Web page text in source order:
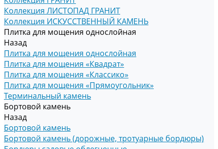
Коллекция ЛИСТОПАД ГРАНИТ
Коллекция ИСКУССТВЕННЫЙ КАМЕНЬ
Плитка для мощения однослойная
Назад
Плитка для мощения однослойная
Плитка для мощения «Квадрат»
Плитка для мощения «Классико»
Плитка для мощения «Прямоугольник»
Терминальный камень
Бортовой камень
Назад
Бортовой камень
Бортовой камень (дорожные, тротуарные бордюры)